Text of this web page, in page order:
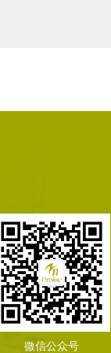
微信公众号